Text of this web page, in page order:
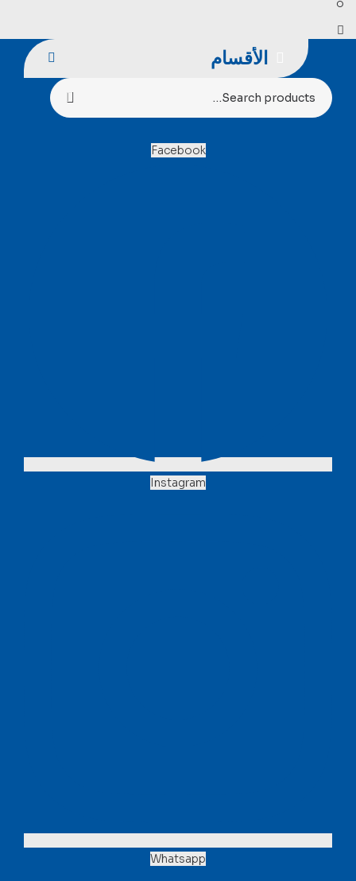
الأقسام
Search
for:
Facebook
Instagram
Whatsapp